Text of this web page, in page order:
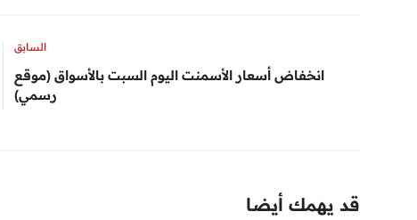
السابق
انخفاض أسعار الأسمنت اليوم السبت بالأسواق (موقع
رسمي)
قد يهمك أيضا